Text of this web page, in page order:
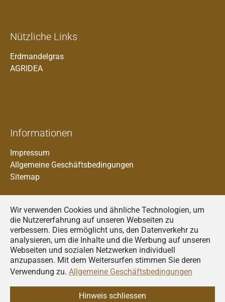
Wir verwenden Cookies und ähnliche Technologien, um
die Nutzererfahrung auf unseren Webseiten zu
verbessern. Dies ermöglicht uns, den Datenverkehr zu
analysieren, um die Inhalte und die Werbung auf unseren
Webseiten und sozialen Netzwerken individuell
anzupassen. Mit dem Weitersurfen stimmen Sie deren
Verwendung zu. Allgemeine Geschäftsbedingungen
Hinweis schliessen
Nützliche Links
Erdmandelgras
AGRIDEA
Informationen
Impressum
Allgemeine Geschäftsbedingungen
Sitemap
Francais
Deutsch
Italiano